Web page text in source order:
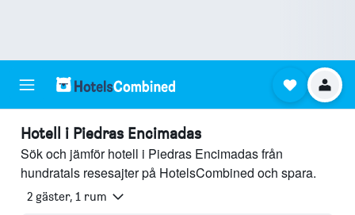
Hotell i Piedras Encimadas
Sök och jämför hotell i Piedras Encimadas från
hundratals resesajter på HotelsCombined och spara.
2 gäster, 1 rum